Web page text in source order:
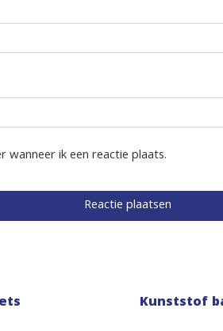
wanneer ik een reactie plaats.
Kunststof